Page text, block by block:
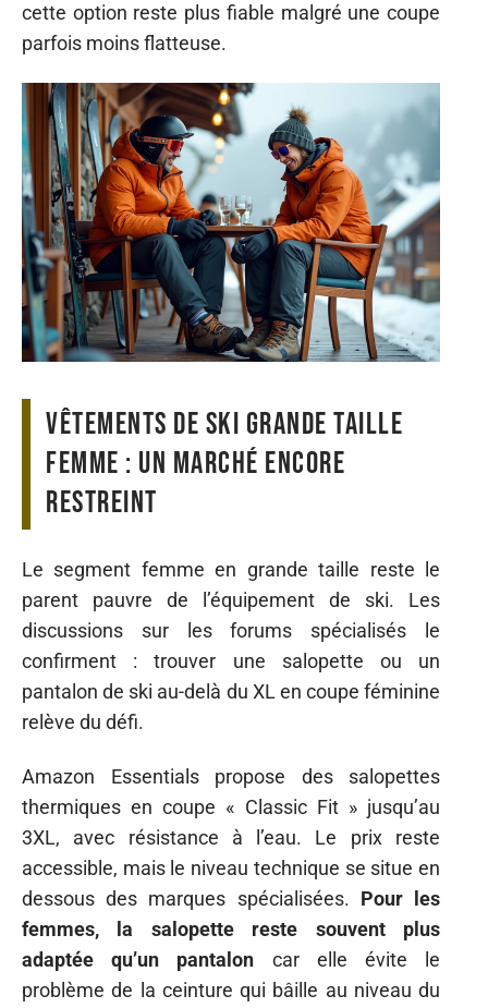
cette option reste plus fiable malgré une coupe
parfois moins flatteuse.
Vêtements de ski grande taille
femme : un marché encore
restreint
Le segment femme en grande taille reste le
parent pauvre de l’équipement de ski. Les
discussions sur les forums spécialisés le
confirment : trouver une salopette ou un
pantalon de ski au-delà du XL en coupe féminine
relève du défi.
Amazon Essentials propose des salopettes
thermiques en coupe « Classic Fit » jusqu’au
3XL, avec résistance à l’eau. Le prix reste
accessible, mais le niveau technique se situe en
dessous des marques spécialisées. Pour les
femmes, la salopette reste souvent plus
adaptée qu’un pantalon car elle évite le
problème de la ceinture qui bâille au niveau du